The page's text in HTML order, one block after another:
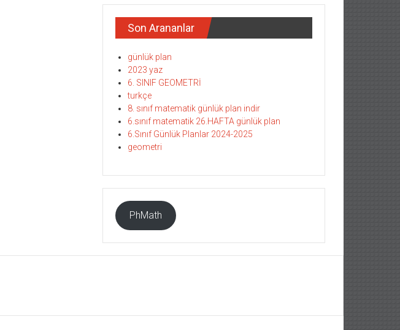
Son Arananlar
günlük plan
2023 yaz
6. SINIF GEOMETRİ
turkçe
8. sınıf matematik günlük plan indir
6.sınıf matematik 26.HAFTA günlük plan
6.Sınıf Günlük Planlar 2024-2025
geometri
PhMath